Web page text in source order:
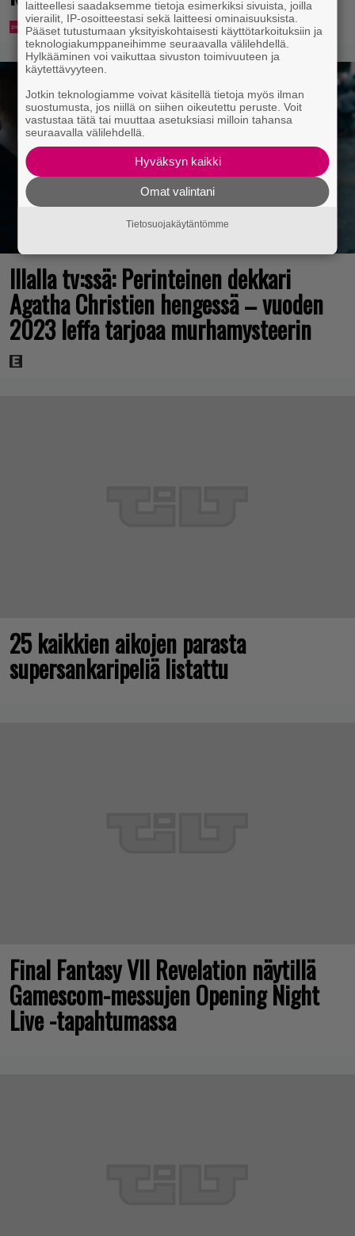
Illalla tv:ssä: Perinteinen dekkari
Agatha Christien hengessä – vuoden
2023 leffa tarjoaa murhamysteerin
25 kaikkien aikojen parasta
supersankaripeliä listattu
Final Fantasy VII Revelation näytillä
Gamescom-messujen Opening Night
Live -tapahtumassa
laitteellesi saadaksemme tietoja esimerkiksi sivuista, joilla
vierailit, IP-osoitteestasi sekä laitteesi ominaisuuksista.
Pääset tutustumaan yksityiskohtaisesti käyttötarkoituksiin ja
teknologiakumppaneihimme seuraavalla välilehdellä.
Hylkääminen voi vaikuttaa sivuston toimivuuteen ja
käytettävyyteen.
Jotkin teknologiamme voivat käsitellä tietoja myös ilman
suostumusta, jos niillä on siihen oikeutettu peruste. Voit
vastustaa tätä tai muuttaa asetuksiasi milloin tahansa
seuraavalla välilehdellä.
Hyväksyn kaikki
Omat valintani
Tietosuojakäytäntömme